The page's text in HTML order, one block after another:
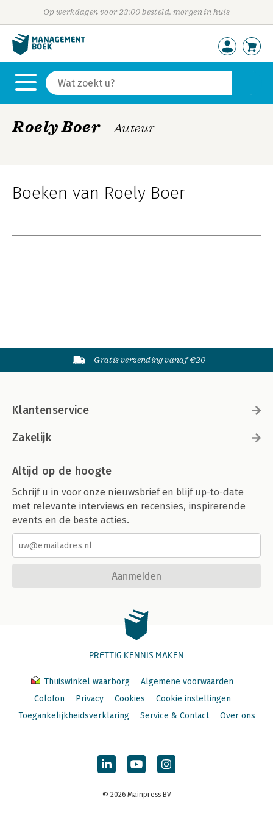
Op werkdagen voor 23:00 besteld, morgen in huis
Roely Boer - Auteur
Boeken van Roely Boer
Gratis verzending vanaf €20
Klantenservice
Zakelijk
Altijd op de hoogte
Schrijf u in voor onze nieuwsbrief en blijf up-to-date
met relevante interviews en recensies, inspirerende
events en de beste acties.
Aanmelden
PRETTIG KENNIS MAKEN
Thuiswinkel waarborg
Algemene voorwaarden
Colofon
Privacy Cookies
Cookie instellingen
Toegankelijkheidsverklaring
Service & Contact Over ons
© 2026 Mainpress BV